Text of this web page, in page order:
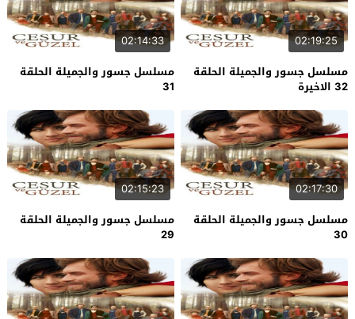
02:19:25
مسلسل جسور والجميلة الحلقة
32 الاخيرة
02:14:33
مسلسل جسور والجميلة الحلقة
31
02:17:30
مسلسل جسور والجميلة الحلقة
30
02:15:23
مسلسل جسور والجميلة الحلقة
29